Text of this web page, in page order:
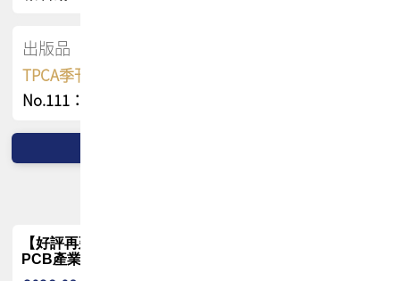
出版品
TPCA季刊 FREE 線上版
No.111：PCB全球風險布局與韌性
【好評再延長】PCB GPT 全面開放體驗延長到8月!!
PCB產業專屬 AI 知識平台